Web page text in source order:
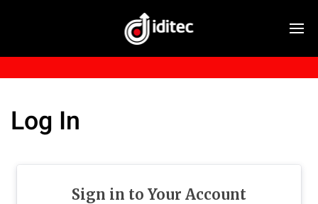
Log In
Sign in to Your Account